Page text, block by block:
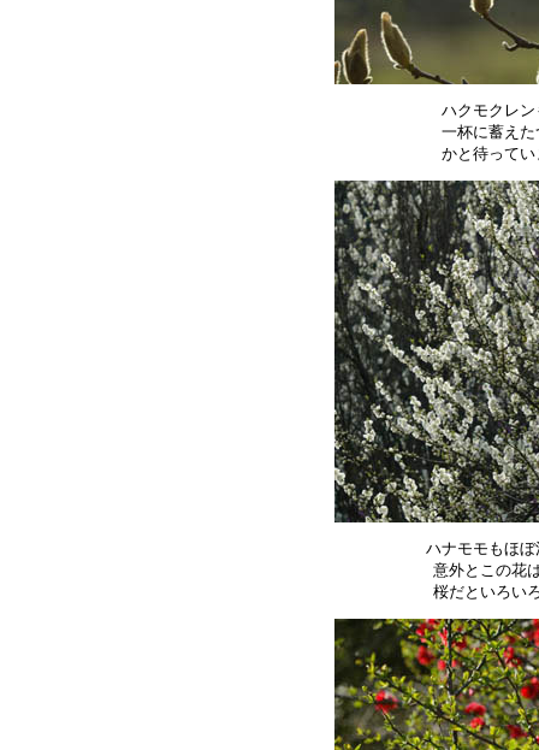
ハクモクレ
一杯に蓄え
ハナモモもほ
意外とこの花